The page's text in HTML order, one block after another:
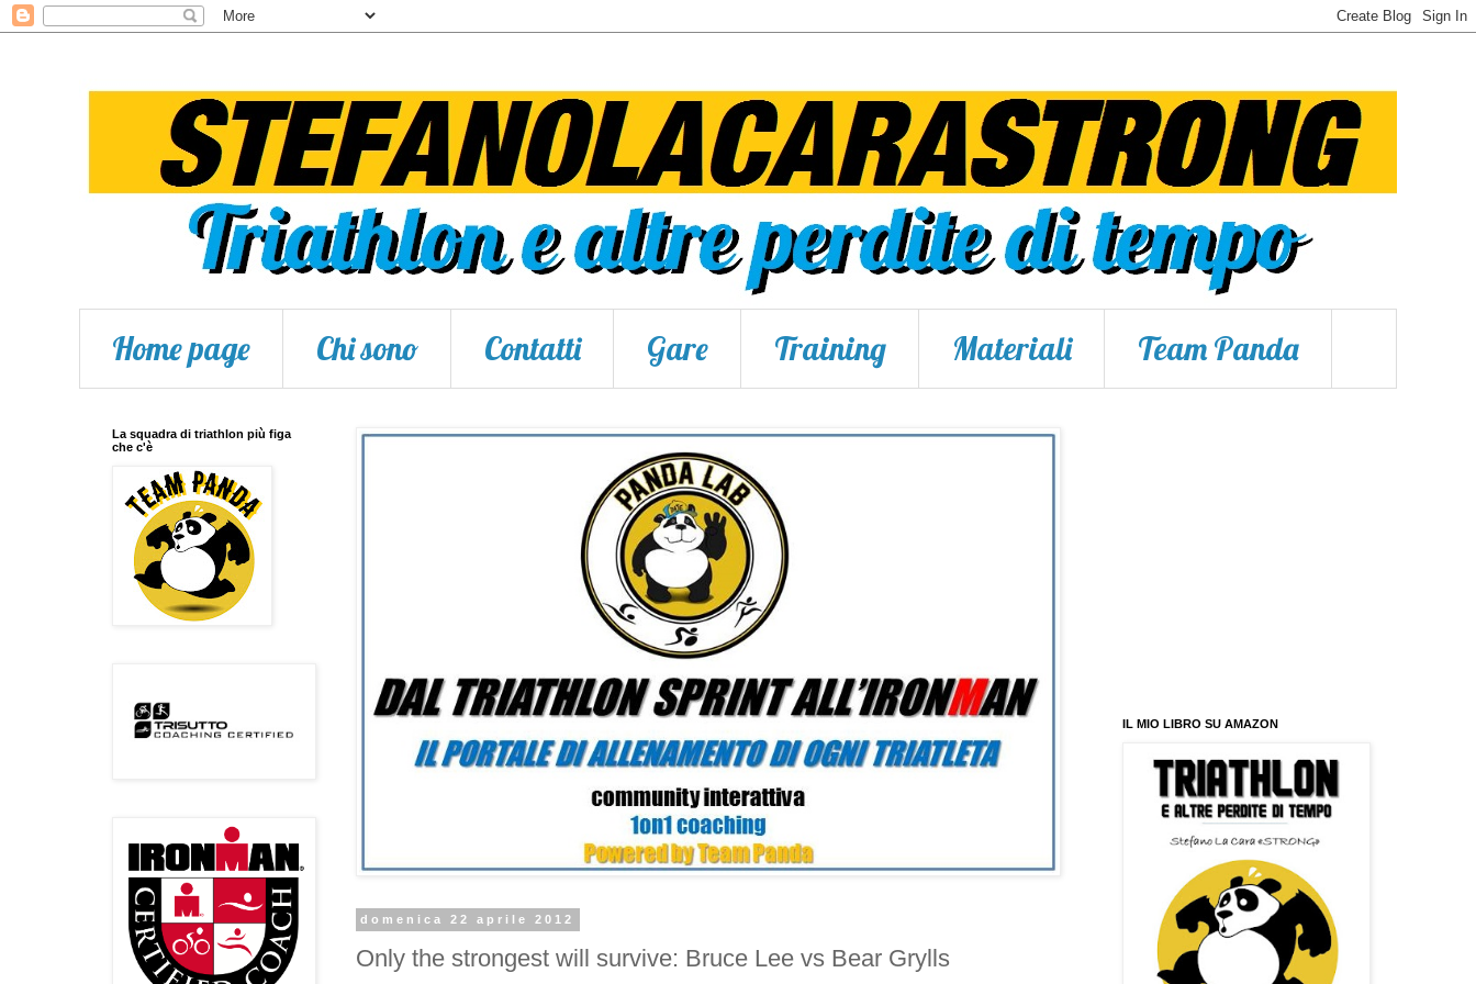
Home page Chi sono Contatti Gare Training Materiali Team Panda
domenica 22 aprile 2012
Only the strongest will survive: Bruce Lee vs Bear Grylls
La squadra di triathlon più figa
che c'è
IL MIO LIBRO SU AMAZON